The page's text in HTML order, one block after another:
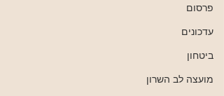
פרסום
עדכונים
ביטחון
מועצה לב השרון